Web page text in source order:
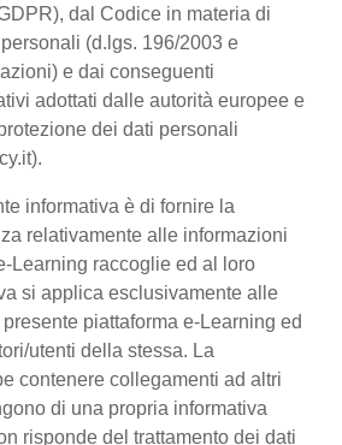
dal Codice in materia di
(d.lgs. 196/2003 e
e dai conseguenti
adottati dalle autorità europee e
dei dati personali
informativa è di fornire la
relativamente alle informazioni
Learning raccoglie ed al loro
si applica esclusivamente alle
piattaforma e-Learning ed
utenti della stessa. La
contenere collegamenti ad altri
di una propria informativa
risponde del trattamento dei dati